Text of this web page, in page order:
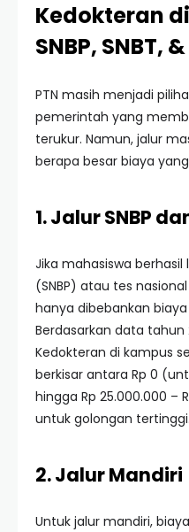
Kedokteran
SNBP, SNBT,
PTN masih menjadi
pemerintah yang
terukur. Namun, jalur
berapa besar biaya
1. Jalur SNBP
Jika mahasiswa
(SNBP) atau tes
hanya dibebankan
Berdasarkan data tahun
Kedokteran di kampus
berkisar antara Rp 0
hingga Rp 25.000.000 –
untuk golongan tertinggi.
2. Jalur Mandiri
Untuk jalur mandiri,